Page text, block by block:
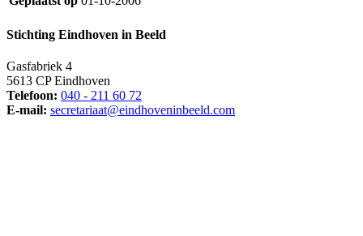
Stichting Eindhoven in Beeld
Gasfabriek 4
5613 CP Eindhoven
Telefoon: 040 - 211 60 72
E-mail: secretariaat@eindhoveninbeeld.com